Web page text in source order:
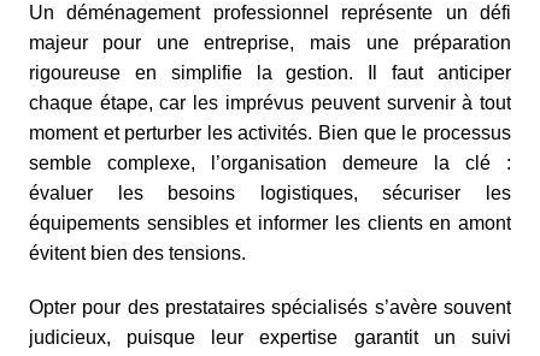
Un déménagement professionnel représente un défi
majeur pour une entreprise, mais une préparation
rigoureuse en simplifie la gestion. Il faut anticiper
chaque étape, car les imprévus peuvent survenir à tout
moment et perturber les activités. Bien que le processus
semble complexe, l’organisation demeure la clé :
évaluer les besoins logistiques, sécuriser les
équipements sensibles et informer les clients en amont
évitent bien des tensions.
Opter pour des prestataires spécialisés s’avère souvent
judicieux, puisque leur expertise garantit un suivi